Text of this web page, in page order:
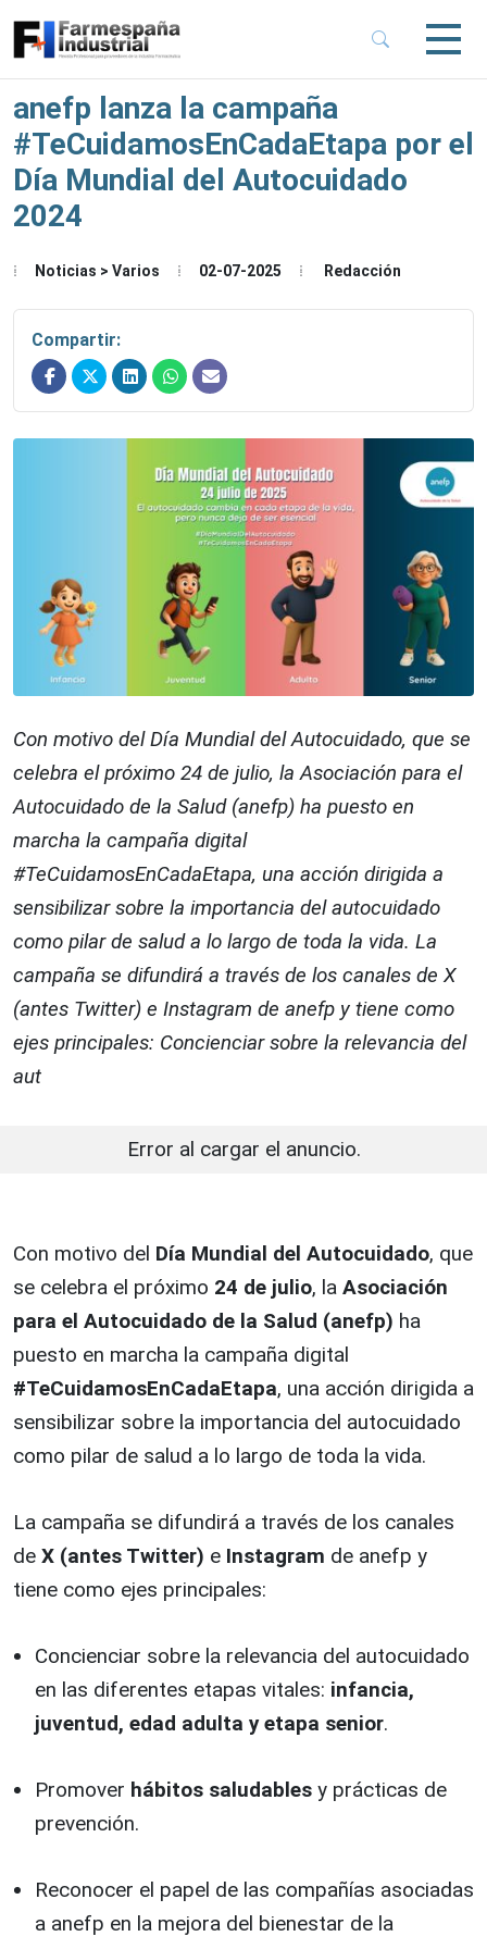
Menu
Menu
Menu
anefp lanza la campaña
#TeCuidamosEnCadaEtapa por el
Día Mundial del Autocuidado
2024
Noticias > Varios 02-07-2025 Redacción
Compartir:
Con motivo del Día Mundial del Autocuidado, que se
celebra el próximo 24 de julio, la Asociación para el
Autocuidado de la Salud (anefp) ha puesto en
marcha la campaña digital
#TeCuidamosEnCadaEtapa, una acción dirigida a
sensibilizar sobre la importancia del autocuidado
como pilar de salud a lo largo de toda la vida. La
campaña se difundirá a través de los canales de X
(antes Twitter) e Instagram de anefp y tiene como
ejes principales: Concienciar sobre la relevancia del
aut
Error al cargar el anuncio.
Con motivo del Día Mundial del Autocuidado, que
se celebra el próximo 24 de julio, la Asociación
para el Autocuidado de la Salud (anefp) ha
puesto en marcha la campaña digital
#TeCuidamosEnCadaEtapa, una acción dirigida a
sensibilizar sobre la importancia del autocuidado
como pilar de salud a lo largo de toda la vida.
La campaña se difundirá a través de los canales
de X (antes Twitter) e Instagram de anefp y
tiene como ejes principales:
Concienciar sobre la relevancia del autocuidado
en las diferentes etapas vitales: infancia,
juventud, edad adulta y etapa senior.
Promover hábitos saludables y prácticas de
prevención.
Reconocer el papel de las compañías asociadas
a anefp en la mejora del bienestar de la